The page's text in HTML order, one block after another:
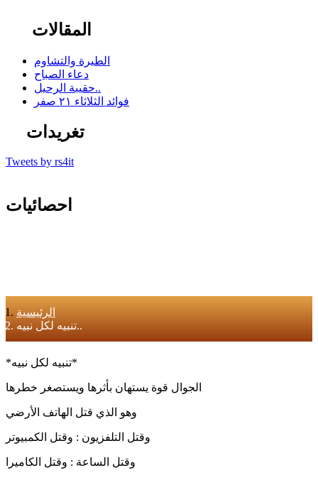
المقالات
الطيرة والتشاوم
دعاء الصباح
حقيبة الرحيل..
فوائد الثلاثاء ٢١ صفر
تغريدات
Tweets by rs4it
احصائيات
الرئيسية
تنبيه لكل نبيه..
*تنبيه لكل نبيه*
الجوال قوة يستهان بأثرها ويستصغر خطرها
وهو الذي قتل الهاتف الأرضي
وقتل التلفزيون : وقتل الكمبيوتر
وقتل الساعة : وقتل الكاميرا